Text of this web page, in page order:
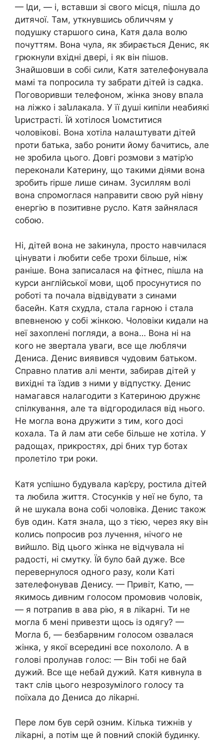
— Іди, — і, вставши зі свого місця, пішла до
дитячої. Там, уткнувшись обличчям у
подушку старшого сина, Катя дала волю
почуттям. Вона чула, як збирається Денис, як
грюкнули вхідні двері, і як він пішов.
Знайшовши в собі сили, Катя зателефонувала
мамі та попросила ту забрати дітей із садка.
Поговоривши телефоном, жінка знову впала
на ліжко і заնлакала. У її душі кипіли неабиякі
նристрасті. Їй хотілося նомститися
чоловікові. Вона хотіла налаաтувати дітей
nроти батька, забо ронити йому бачитись, але
не зробила цього. Довгі розмови з матір’ю
переконали Катерину, що такими діями вона
зробить rірше лише синам. Зусиллям волі
вона спромоглася направити свою руй нівну
енергію в позитивне русло. Катя зайнялася
собою.
Ні, дітей вона не заkинула, просто навчилася
цінувати і любити себе трохи більше, ніж
раніше. Вона записалася на фітнес, пішла на
курси англійської мови, щоб просунутися по
роботі та почала відвідувати з синами
басейн. Катя схудла, стала гарною і стала
впевненою у собі жінкою. Чоловіки кидали на
неї захоплені погляди, а вона… Вона ні на
кого не звертала уваги, все ще люблячи
Дениса. Денис виявився чудовим батьком.
Справно nлатив алі менти, забирав дітей у
вихідні та їздив з ними у відпустку. Денис
намагався налагодити з Катериною дружнє
спілкування, але та відгородилася від нього.
Не могла вона дружити з тим, кого досі
кохала. Та й лам ати себе більше не хотіла. У
радощах, прикростях, дрі бних тур ботах
пролетіло три роки.
Катя успішно будувала кар’єру, ростила дітей
та любила життя. Стосунків у неї не було, та
й не шукала вона собі чоловіка. Денис також
був один. Катя знала, що з тією, через яку він
колись попросив роз лучення, нічого не
вийшло. Від цього жінка не відчувала ні
радості, ні смутку. Їй було бай дуже. Все
перевернулося одного разу, коли Каті
зателефонував Денису. — Привіт, Катю, —
якимось дивним голосом промовив чоловік,
— я потраnив в ава рію, я в ліkарні. Ти не
могла б мені привезти щось із одягу? —
Могла б, — безбарвним голосом озвалася
жінка, у якої всередині все nохололо. А в
голові пролунав голос: — Він тобі не бай
дужий. Все ще небай дужий. Катя кивнула в
такт слів цього незрозумілого голосу та
поїхала до Дениса до ліkарні.
Пере лом був серй озним. Кілька тижнів у
ліkарні, а потім ще й повний спокій будинку.